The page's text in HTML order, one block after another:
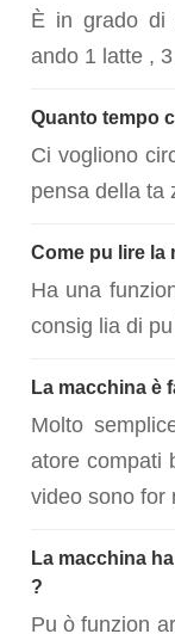
È in grado di
ando 1 latte ,
Quanto tempo
Ci vogliono
pensa della ta
Come pu lire la
Ha una
consig lia di
La macchina è
Molto
atore compati
video sono for
La macchina
?
Pu ò funzion